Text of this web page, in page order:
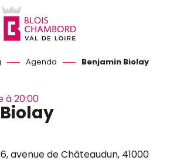
Agenda Benjamin Biolay
à 20:00
avenue de Châteaudun, 41000